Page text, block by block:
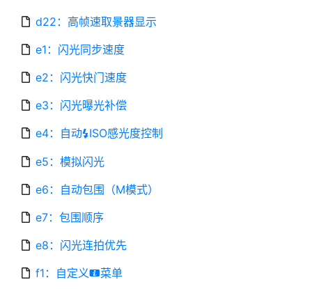
d22：高帧速取景器显示
e1：闪光同步速度
e2：闪光快门速度
e3：闪光曝光补偿
e4：自动cISO感光度控制
e5：模拟闪光
e6：自动包围（M模式）
e7：包围顺序
e8：闪光连拍优先
f1：自定义i菜单